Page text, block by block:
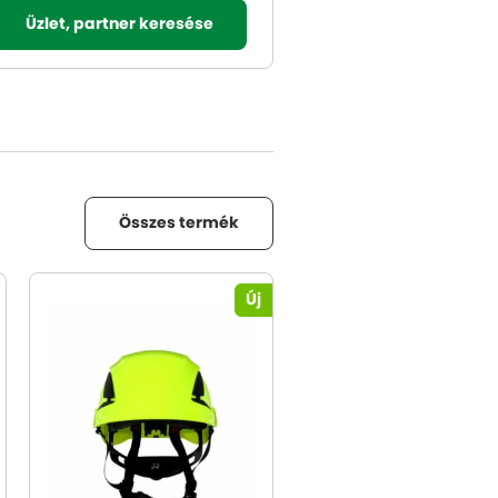
Üzlet, partner keresése
Összes termék
Új